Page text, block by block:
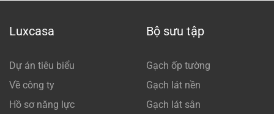
Luxcasa
Dự án tiêu biểu
Về công ty
Hồ sơ năng lực
Bộ sưu tập
Gạch ốp tường
Gạch lát nền
Gạch lát sân